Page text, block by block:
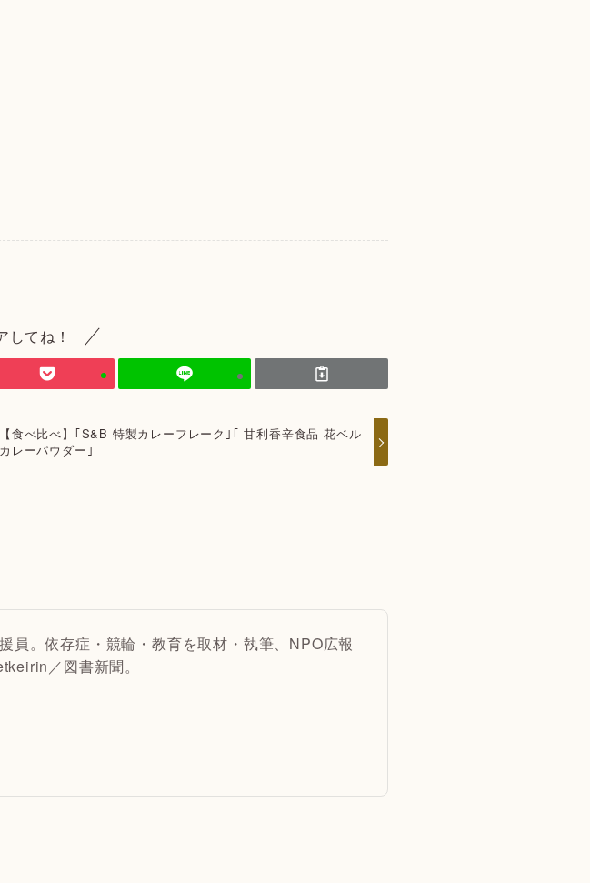
してね！
【食べ比べ】｢S&B 特製カレーフレーク｣｢ 甘利香辛食品 花ベル
カレーパウダー｣
員。依存症・競輪・教育を取材・執筆、NPO広報
／図書新聞。